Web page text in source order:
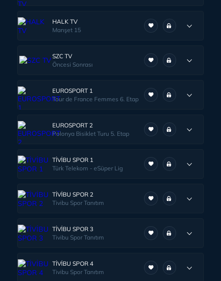
HALK TV
Manşet 15
SZC TV
Öncesi Sonrası
EUROSPORT 1
Tour de France Femmes 6. Etap
EUROSPORT 2
Polonya Bisiklet Turu 5. Etap
TİVİBU SPOR 1
Türk Telekom - eSüper Lig
TİVİBU SPOR 2
Tivibu Spor Tanıtım
TİVİBU SPOR 3
Tivibu Spor Tanıtım
TİVİBU SPOR 4
Tivibu Spor Tanıtım